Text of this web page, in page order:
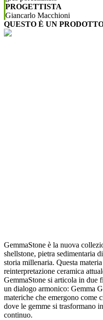
PROGETTISTA
Giancarlo Macchioni
QUESTO È UN
GemmaStone è la nuova
shellstone, pietra sedimentaria
storia millenaria. Questa
reinterpretazione ceramica
GemmaStone si articola in due
un dialogo armonico: Gemma
materiche che emergono come
dove le gemme si trasformano
continuo.